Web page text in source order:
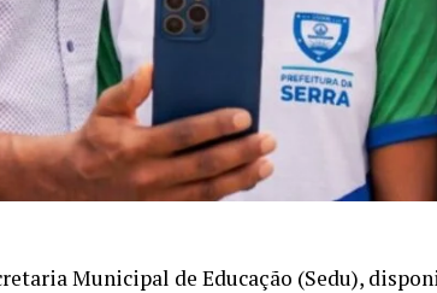
Municipal de Educação (Sedu),